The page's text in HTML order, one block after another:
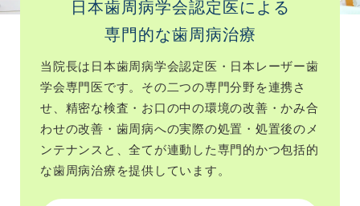
日本歯周病学会認定医による
専門的な歯周病治療
当院長は日本歯周病学会認定医・日本レーザー歯
学会専門医です。その二つの専門分野を連携さ
せ、精密な検査・お口の中の環境の改善・かみ合
わせの改善・歯周病への実際の処置・処置後のメ
ンテナンスと、全てが連動した専門的かつ包括的
な歯周病治療を提供しています。